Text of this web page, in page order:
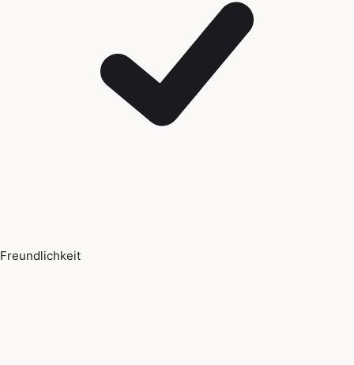
Freundlichkeit